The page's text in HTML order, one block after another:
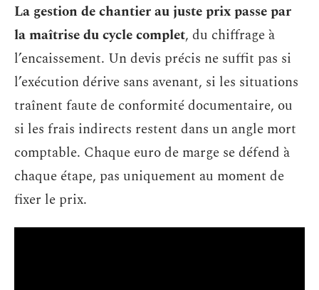
La gestion de chantier au juste prix passe par
la maîtrise du cycle complet, du chiffrage à
l’encaissement. Un devis précis ne suffit pas si
l’exécution dérive sans avenant, si les situations
traînent faute de conformité documentaire, ou
si les frais indirects restent dans un angle mort
comptable. Chaque euro de marge se défend à
chaque étape, pas uniquement au moment de
fixer le prix.